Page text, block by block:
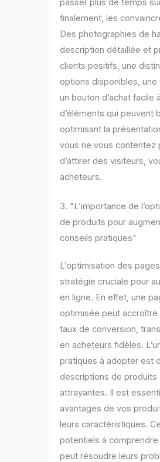
finalement, les
Des photographies de
description détaillée et
clients positifs, une
options disponibles,
un bouton d’achat facile
d’éléments qui peuvent
optimisant la
vous ne vous contentez
d’attirer des visiteurs,
acheteurs.
3. "L’importance de
de produits pour
conseils pratiques"
L’optimisation des
stratégie cruciale pour
en ligne. En effet, une
optimisée peut
taux de conversion,
en acheteurs fidèles.
pratiques à adopter est
descriptions de produits
attrayantes. Il est
avantages de vos
leurs caractéristiques.
potentiels à
peut résoudre leurs